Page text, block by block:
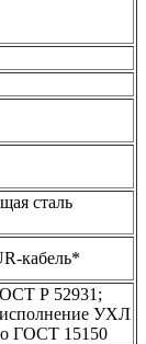
сталь
кабель*
Р 52931;
исполнение УХЛ
ГОСТ 15150